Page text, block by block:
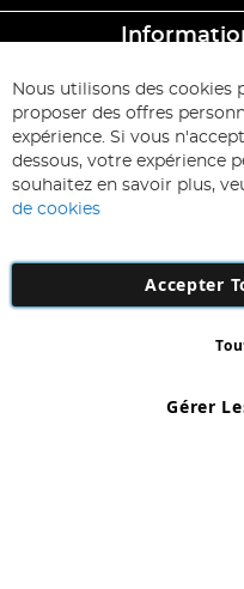
ABONNEZ-
Inscription
à
d’information
:
Nous utilisons des cookies
proposer des offres
expérience. Si vous
dessous, votre expérience
souhaitez en savoir plus,
de cookies
Accepter
Gérer